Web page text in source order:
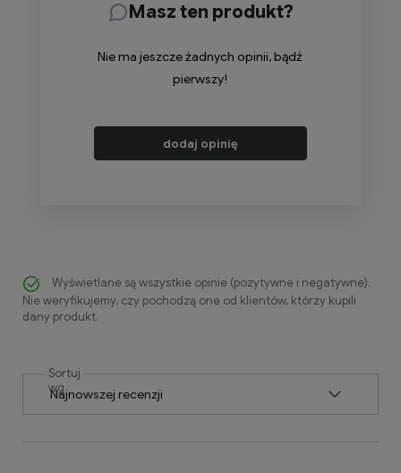
Masz ten produkt?
Nie ma jeszcze żadnych opinii, bądź
pierwszy!
dodaj opinię
Wyświetlane są wszystkie opinie (pozytywne i negatywne).
Nie weryfikujemy, czy pochodzą one od klientów, którzy kupili
dany produkt.
Sortuj
wg